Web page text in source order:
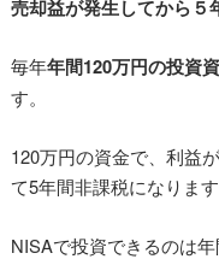
売却益が発生してから５
毎年年間120万円の投資
す。
120万円の資金で、利益
て5年間非課税になります
NISAで投資できるのは